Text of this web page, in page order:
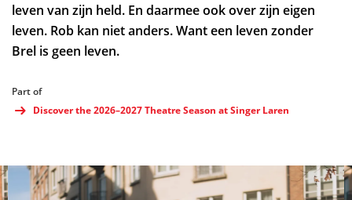
leven van zijn held. En daarmee ook over zijn eigen
leven. Rob kan niet anders. Want een leven zonder
Brel is geen leven.
Part of
Discover the 2026–2027 Theatre Season at Singer Laren
Skip